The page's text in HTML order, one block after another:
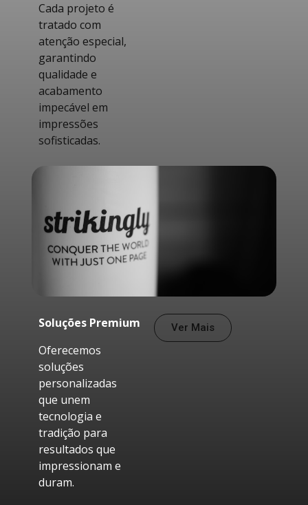
Cada projeto é
tratado com
atenção especial,
garantindo
qualidade e
acabamento
impecável em
impressões
sofisticadas.
Soluções Premium
Oferecemos
soluções
personalizadas
que unem
tecnologia e
tradição para
resultados que
impressionam e
duram.
Ver Mais